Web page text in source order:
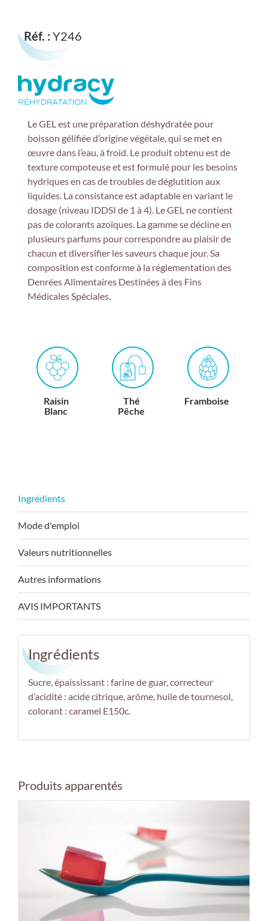
Réf. : Y246
Le GEL est une préparation déshydratée pour
boisson gélifiée d’origine végétale, qui se met en
œuvre dans l’eau, à froid. Le produit obtenu est de
texturecompoteuseet est formulé pour les besoins
hydriques en cas de troubles de déglutition aux
liquides. La consistance est adaptable en variant le
dosage (niveau IDDSI de 1 à 4). Le GEL ne contient
pas de colorants azoïques. La gamme se décline en
plusieurs parfums pour correspondre au plaisir de
chacun et diversifier les saveurs chaque jour.Sa
composition est conforme à la réglementation des
Denrées Alimentaires Destinées à des Fins
Médicales Spéciales.
Raisin
Blanc
Thé
Pêche
Framboise
Mode d'emploi
Valeurs nutritionnelles
Autres informations
AVIS IMPORTANTS
Ingrédients
Sucre, épaississant : farine de guar, correcteur
d’acidité : acide citrique, arôme, huile de tournesol,
colorant : caramel E150c.
Produits apparentés